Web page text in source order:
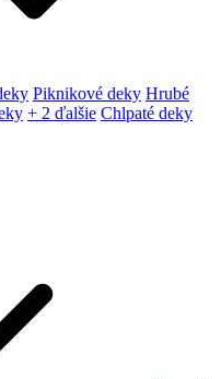
Piknikové deky Hrubé
+ 2 ďalšie Chlpaté deky